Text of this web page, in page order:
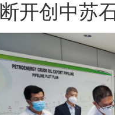
开创中苏